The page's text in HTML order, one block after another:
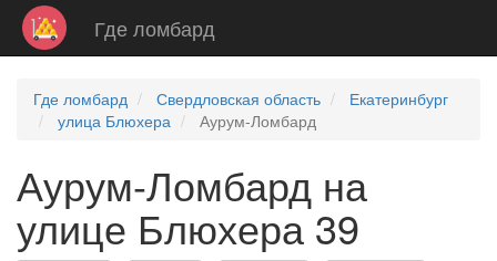
Где ломбард
Где ломбард Свердловская область
Екатеринбург
улица Блюхера
Аурум-Ломбард
Аурум-Ломбард на
улице Блюхера 39